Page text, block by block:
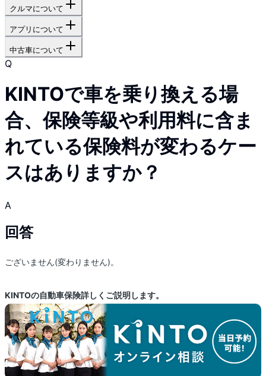
クルマについて
アプリについて
中古車について
Q
KINTOで車を乗り換える場
合、保険等級や利用料に含ま
れている保険料が変わるケー
スはありますか？
A
回答
ございません(変わりません)。
KINTOの自動車保険詳しくご説明します。